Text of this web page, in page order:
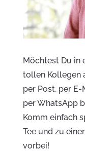
Möchtest Du in
tollen Kollegen
per Post, per
per WhatsApp
Komm einfach
Tee und zu
vorbei!